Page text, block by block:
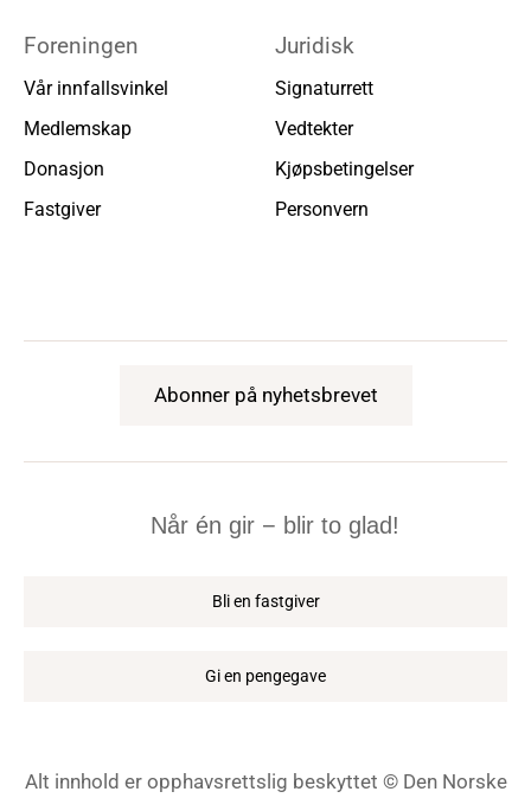
Foreningen
Vår innfallsvinkel
Medlemskap
Donasjon
Fastgiver
Juridisk
Signaturrett
Vedtekter
Kjøpsbetingelser
Personvern
Abonner på nyhetsbrevet
Når én gir − blir to glad!
Bli en fastgiver
Gi en pengegave
Alt innhold er opphavsrettslig beskyttet © Den Norske